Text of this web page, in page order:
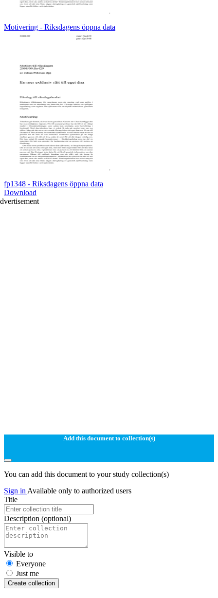
Motivering - Riksdagens öppna data
fp1348 - Riksdagens öppna data
Download
Add this document to collection(s)
You can add this document to your study collection(s)
Sign in Available only to authorized users
Title
Description (optional)
Visible to
Everyone
Just me
Create collection